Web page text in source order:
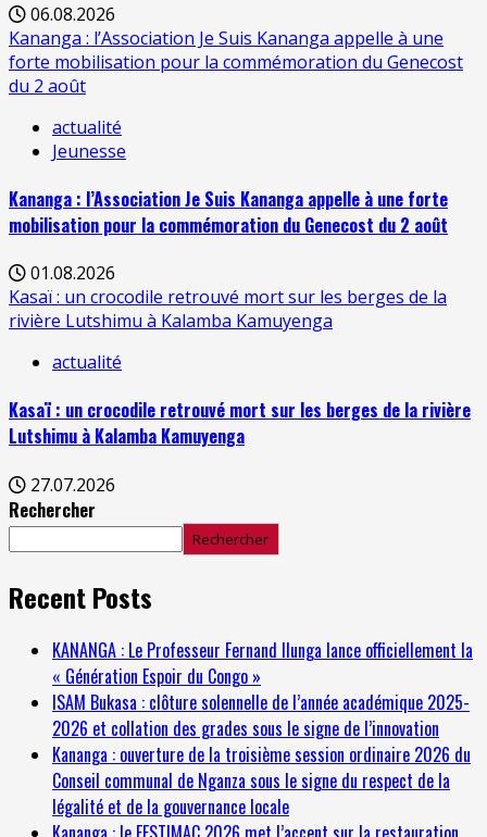
06.08.2026
Kananga : l’Association Je Suis Kananga appelle à une
forte mobilisation pour la commémoration du Genecost
du 2 août
actualité
Jeunesse
Kananga : l’Association Je Suis Kananga appelle à une forte
mobilisation pour la commémoration du Genecost du 2 août
01.08.2026
Kasaï : un crocodile retrouvé mort sur les berges de la
rivière Lutshimu à Kalamba Kamuyenga
actualité
Kasaï : un crocodile retrouvé mort sur les berges de la rivière
Lutshimu à Kalamba Kamuyenga
27.07.2026
Rechercher
Rechercher
Recent Posts
KANANGA : Le Professeur Fernand Ilunga lance officiellement la
« Génération Espoir du Congo »
ISAM Bukasa : clôture solennelle de l’année académique 2025-
2026 et collation des grades sous le signe de l’innovation
Kananga : ouverture de la troisième session ordinaire 2026 du
Conseil communal de Nganza sous le signe du respect de la
légalité et de la gouvernance locale